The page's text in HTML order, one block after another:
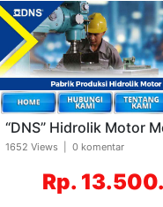
“DNS” Hidrolik Motor
1652 Views | 0 komentar
Rp.